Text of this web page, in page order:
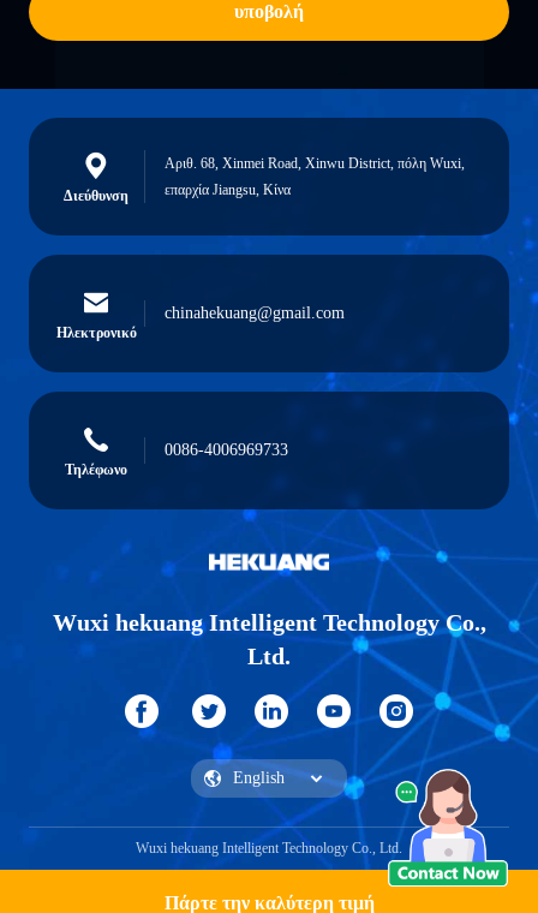
Πάρτε την καλύτερη τιμή
υποβολή
Διεύθυνση
Αριθ. 68, Xinmei Road, Xinwu District, πόλη Wuxi,
επαρχία Jiangsu, Κίνα
Ηλεκτρονικό
chinahekuang@gmail.com
Τηλέφωνο
0086-4006969733
Wuxi hekuang Intelligent Technology Co.,
Ltd.
Wuxi hekuang Intelligent Technology Co., Ltd.
Λάβετε μια προσφορά